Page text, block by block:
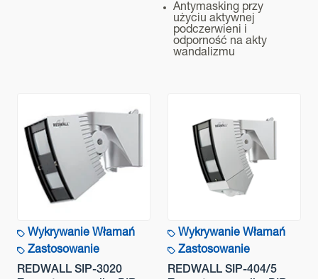
Temperatura pracy
Od -25 do +60°C, od -40 do +60°C z opcjonalnym
podgrzewaczem
Szczelność obudowy
Czujka : IP65 Uchwyt : IP55
Na zewnątrz
Wysokość montażu
Antymasking przy
użyciu aktywnej
podczerwieni i
odporność na akty
wandalizmu
Wykrywanie Włamań
Zastosowanie
REDWALL SIP-3020
Wykrywanie Włamań
Zastosowanie
REDWALL SIP-404/5